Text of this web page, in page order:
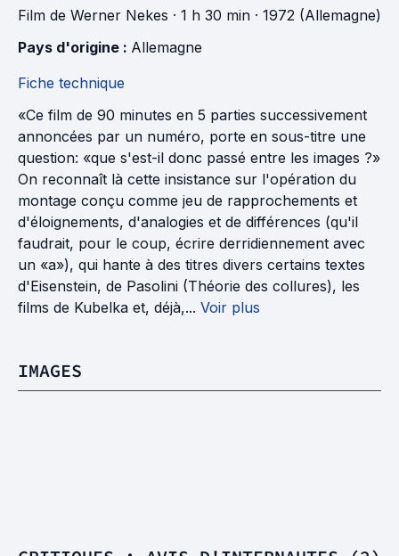
Film de Werner Nekes · 1 h 30 min · 1972 (Allemagne)
Pays d'origine : Allemagne
Fiche technique
«Ce film de 90 minutes en 5 parties successivement
annoncées par un numéro, porte en sous-titre une
question: «que s'est-il donc passé entre les images ?»
On reconnaît là cette insistance sur l'opération du
montage conçu comme jeu de rapprochements et
d'éloignements, d'analogies et de différences (qu'il
faudrait, pour le coup, écrire derridiennement avec
un «a»), qui hante à des titres divers certains textes
d'Eisenstein, de Pasolini (Théorie des collures), les
films de Kubelka et, déjà,... Voir plus
IMAGES